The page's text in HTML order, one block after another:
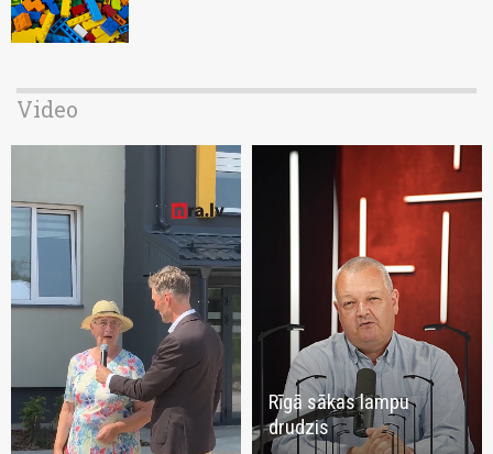
Video
Rīgā sākas lampu
drudzis